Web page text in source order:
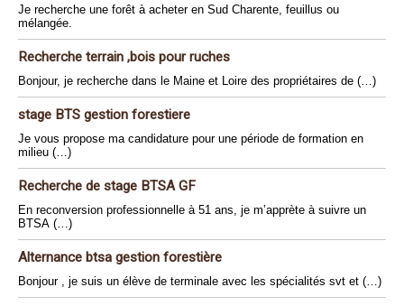
Je recherche une forêt à acheter en Sud Charente, feuillus ou
mélangée.
Recherche terrain ,bois pour ruches
Bonjour, je recherche dans le Maine et Loire des propriétaires de (…)
stage BTS gestion forestiere
Je vous propose ma candidature pour une période de formation en
milieu (…)
Recherche de stage BTSA GF
En reconversion professionnelle à 51 ans, je m’apprète à suivre un
BTSA (…)
Alternance btsa gestion forestière
Bonjour , je suis un élève de terminale avec les spécialités svt et (…)